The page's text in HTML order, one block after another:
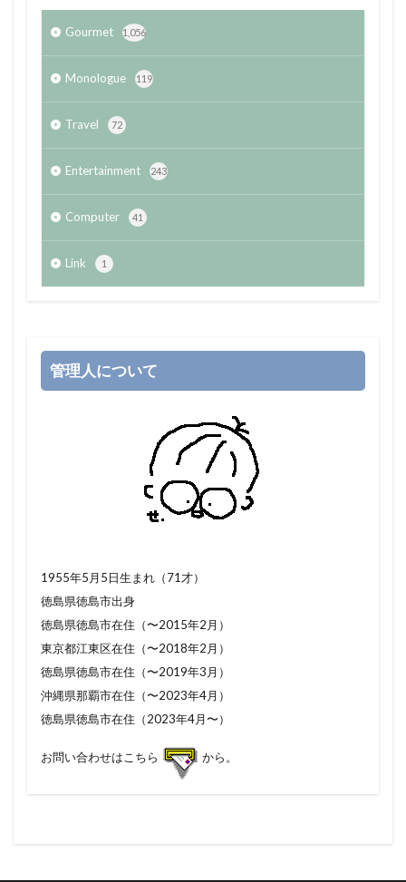
Gourmet 1,056
Monologue 119
Travel 72
Entertainment 243
Computer 41
Link 1
管理人について
1955年5月5日生まれ（71才）
徳島県徳島市出身
徳島県徳島市在住（〜2015年2月）
東京都江東区在住（〜2018年2月）
徳島県徳島市在住（〜2019年3月）
沖縄県那覇市在住（〜2023年4月）
徳島県徳島市在住（2023年4月〜）
お問い合わせはこちら から。